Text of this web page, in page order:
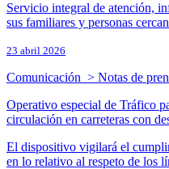
Servicio integral de atención,
sus familiares y personas
23 abril 2026
Comunicación > Notas de
Operativo especial de Tráfico
circulación en carreteras con
El dispositivo vigilará el
en lo relativo al respeto de los